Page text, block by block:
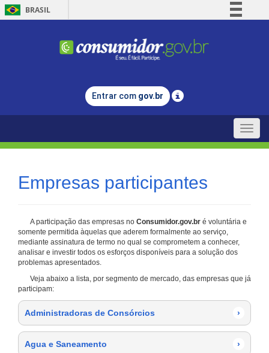
BRASIL
Comunica BR
Legislação
Entrar com gov.br
Toggle
Empresas participantes
A participação das empresas no Consumidor.gov.br é voluntária e
somente permitida àquelas que aderem formalmente ao serviço,
mediante assinatura de termo no qual se comprometem a conhecer,
analisar e investir todos os esforços disponíveis para a solução dos
problemas apresentados.
Veja abaixo a lista, por segmento de mercado, das empresas que já
participam:
Administradoras de Consórcios ›
Agua e Saneamento ›